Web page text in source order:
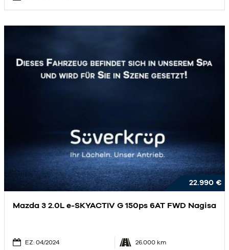
22.990 €
Mazda 3 2.0L e-SKYACTIV G 150ps 6AT FWD Nagisa
EZ: 04/2024 26.000 km